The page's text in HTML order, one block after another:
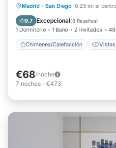
cosas para hacer cerca, puede
obtener más información.
Número de licencia : AM-1452
Madrid · San Diego 0.25 mi al
9.7 Excepcional(8 Reseñas)
1 Dormitorio 1 Baño 2 Invitados
Chimenea/Calefacción Vistas
Chimenea/Calefacción
Aire acondicionado
€68/noche
7 noches - €473